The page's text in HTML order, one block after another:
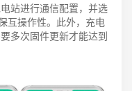
站进行通信配置，并选
互操作性。此外，充电
多次固件更新才能达到